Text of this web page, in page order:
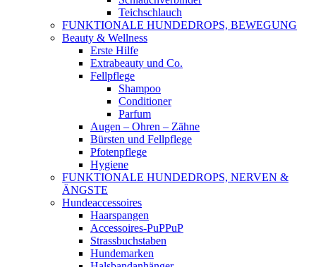
Teichschlauch
FUNKTIONALE HUNDEDROPS, BEWEGUNG
Beauty & Wellness
Erste Hilfe
Extrabeauty und Co.
Fellpflege
Shampoo
Conditioner
Parfum
Augen – Ohren – Zähne
Bürsten und Fellpflege
Pfotenpflege
Hygiene
FUNKTIONALE HUNDEDROPS, NERVEN &
ÄNGSTE
Hundeaccessoires
Haarspangen
Accessoires-PuPPuP
Strassbuchstaben
Hundemarken